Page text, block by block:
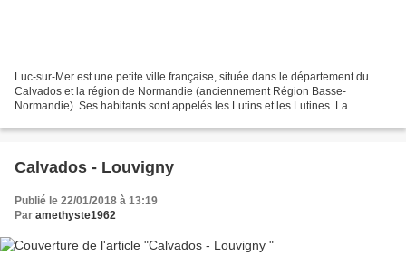
Luc-sur-Mer est une petite ville française, située dans le département du
Calvados et la région de Normandie (anciennement Région Basse-
Normandie). Ses habitants sont appelés les Lutins et les Lutines. La
Calvados - Louvigny
Publié le 22/01/2018 à 13:19
Par amethyste1962